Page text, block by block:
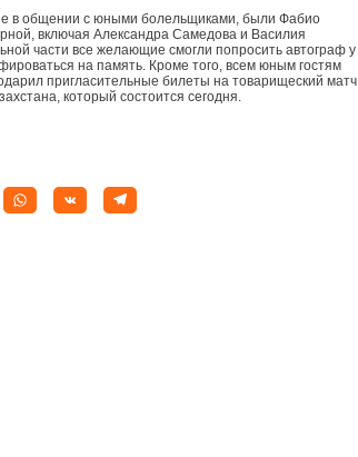
в общении с юными болельщиками, были Фабио
включая Александра Самедова и Василия
части все желающие смогли попросить автограф у
на память. Кроме того, всем юным гостям
пригласительные билеты на товарищеский матч
который состоится сегодня.